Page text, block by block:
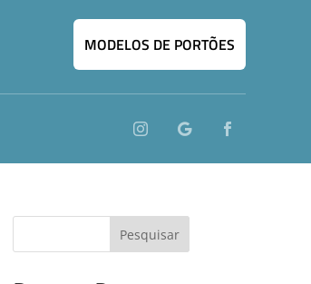
MODELOS DE PORTÕES
Pesquisar